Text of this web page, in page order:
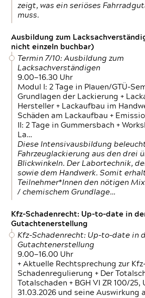
zeigt, was ein seriöses
muss.
Ausbildung zum
nicht einzeln buchbar)
Termin 7/10: Ausbildung zum
Lacksachverständigen
9.00—16.30 Uhr
Modul I: 2 Tage in Plauen/GTÜ-
Grundlagen der Lackierung +
Hersteller + Lackaufbau im
Schäden am Lackaufbau +
II: 2 Tage in Gummersbach +
La…
Diese Intensivausbildung
Fahrzeuglackierung aus den drei
Blickwinkeln. Der Labortechnik,
sowie dem Handwerk. Somit
Teilnehmer*Innen den nötigen
/ chemischem Grundlage…
Kfz-Schadenrecht: Up-to-date in
Gutachtenerstellung
Kfz-Schadenrecht: Up-to-date in
Gutachtenerstellung
9.00—16.00 Uhr
+ Aktuelle Rechtsprechung zur
Schadenregulierung + Der
Totalschaden + BGH VI ZR 100/
31.03.2026 und seine Auswirkung